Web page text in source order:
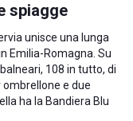
spiagge
unisce una lunga
Emilia-Romagna. Su
108 in tutto, di
e due
ha la Bandiera Blu